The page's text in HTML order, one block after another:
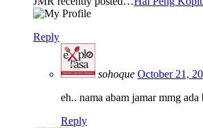
Reply
sohoque October 21,
eh.. nama abam jamar mmg
Reply